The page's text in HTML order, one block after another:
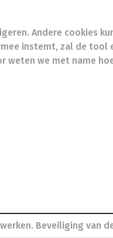
Andere cookies
instemt, zal de tool
we met name
Beveiliging van